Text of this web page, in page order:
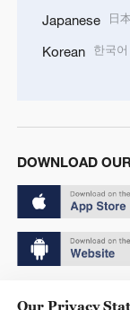
Japanese 日
Korean 한국어
DOWNLOAD
Our Privacy